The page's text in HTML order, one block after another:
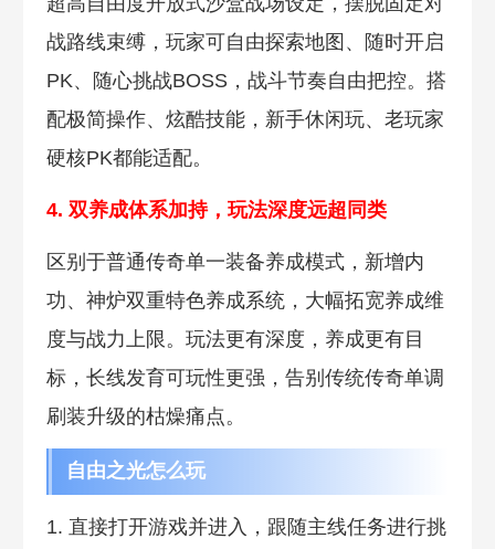
战路线束缚，玩家可自由探索地图、随时开启
PK、随心挑战BOSS，战斗节奏自由把控。搭
配极简操作、炫酷技能，新手休闲玩、老玩家
硬核PK都能适配。
4. 双养成体系加持，玩法深度远超同类
区别于普通传奇单一装备养成模式，新增内
功、神炉双重特色养成系统，大幅拓宽养成维
度与战力上限。玩法更有深度，养成更有目
标，长线发育可玩性更强，告别传统传奇单调
刷装升级的枯燥痛点。
自由之光怎么玩
1. 直接打开游戏并进入，跟随主线任务进行挑